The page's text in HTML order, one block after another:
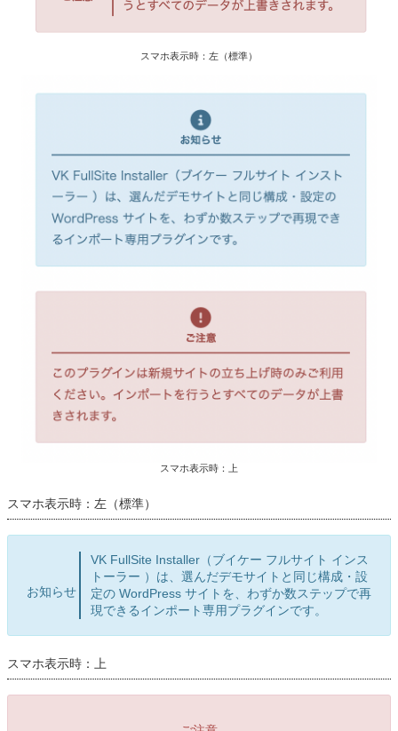
スマホ表示時：左（標準）
スマホ表示時：上
スマホ表示時：左（標準）
お知らせ
VK FullSite Installer（ブイケー フルサイト インス
トーラー ）は、選んだデモサイトと同じ構成・設
定の WordPress サイトを、わずか数ステップで再
現できるインポート専用プラグインです。
スマホ表示時：上